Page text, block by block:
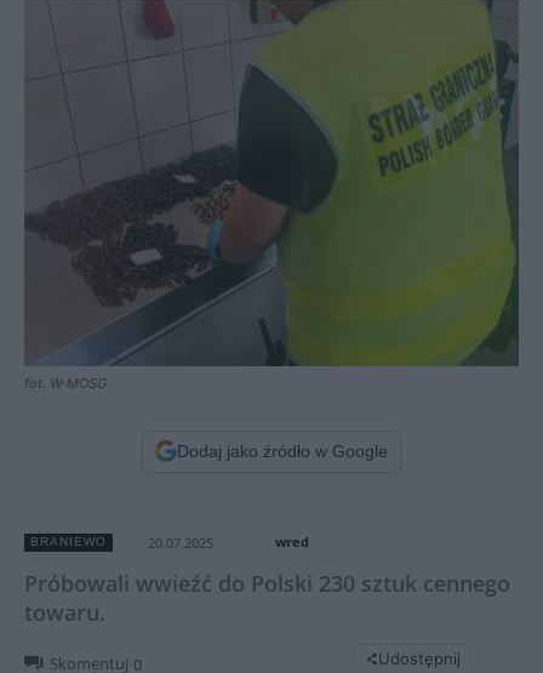
fot. W-MOSG
Dodaj jako źródło w Google
BRANIEWO 20.07.2025 wred
Próbowali wwieźć do Polski 230 sztuk cennego
towaru.
Skomentuj 0 Udostępnij